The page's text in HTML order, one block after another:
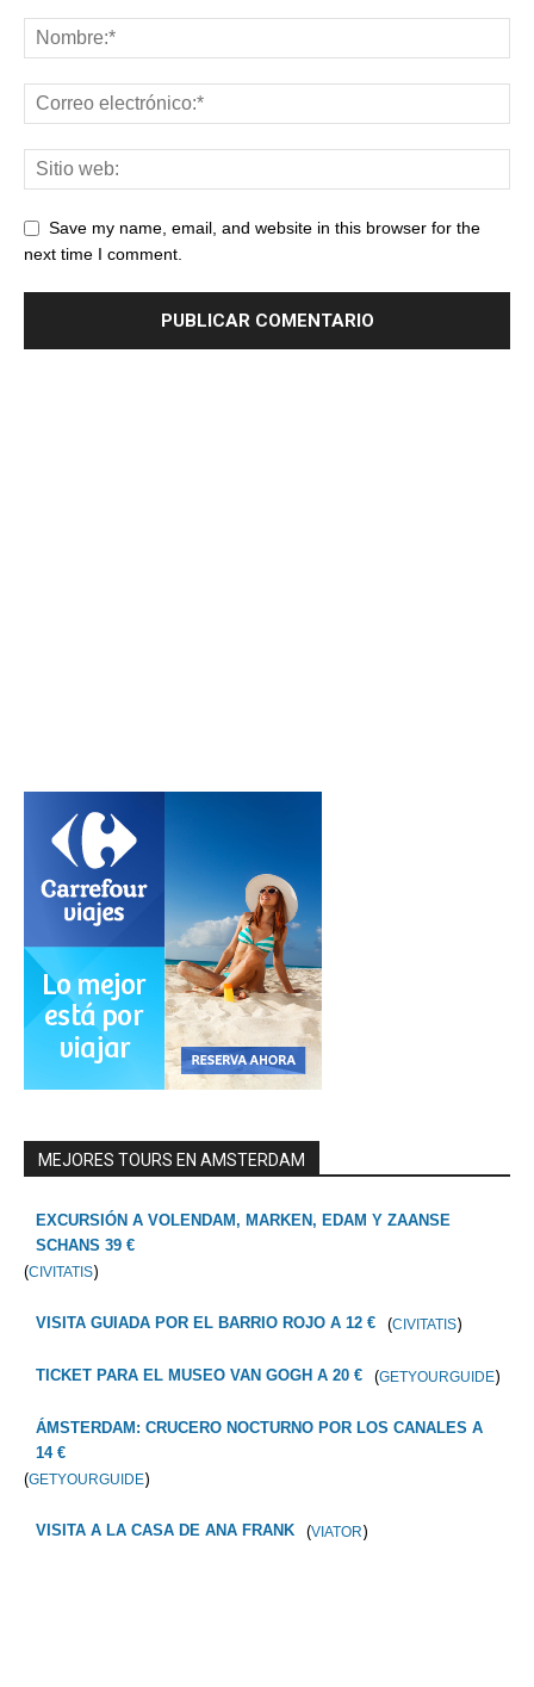
Save my name, email, and website in this browser for the
next time I comment.
MEJORES TOURS EN AMSTERDAM
EXCURSIÓN A VOLENDAM, MARKEN, EDAM Y ZAANSE
SCHANS 39 €
(CIVITATIS)
VISITA GUIADA POR EL BARRIO ROJO A 12 € (CIVITATIS)
TICKET PARA EL MUSEO VAN GOGH A 20 € (GETYOURGUIDE)
ÁMSTERDAM: CRUCERO NOCTURNO POR LOS CANALES A
14 €
(GETYOURGUIDE)
VISITA A LA CASA DE ANA FRANK (VIATOR)